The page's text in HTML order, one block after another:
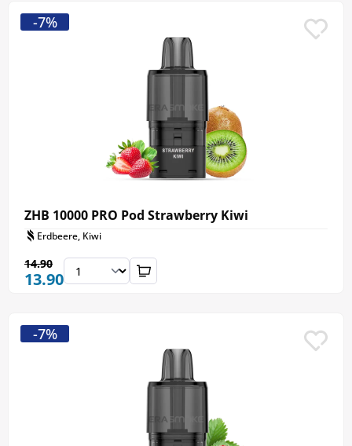
ZHB 10000 PRO Pod Strawberry Kiwi
Erdbeere, Kiwi
13.90
14.90
-7%
-7%